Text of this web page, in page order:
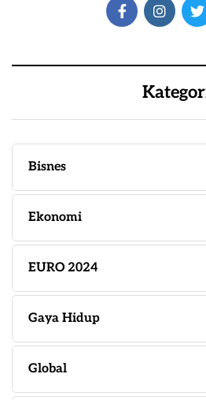
Bisnes
Ekonomi
EURO 2024
Gaya Hidup
Global